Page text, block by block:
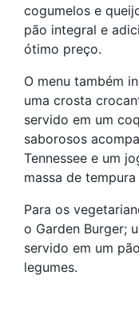
cogumelos e
pão integral e
ótimo preço.
O menu também
uma crosta
servido em um
saborosos
Tennessee e um
massa de
Para os
o Garden Burger;
servido em um
legumes.